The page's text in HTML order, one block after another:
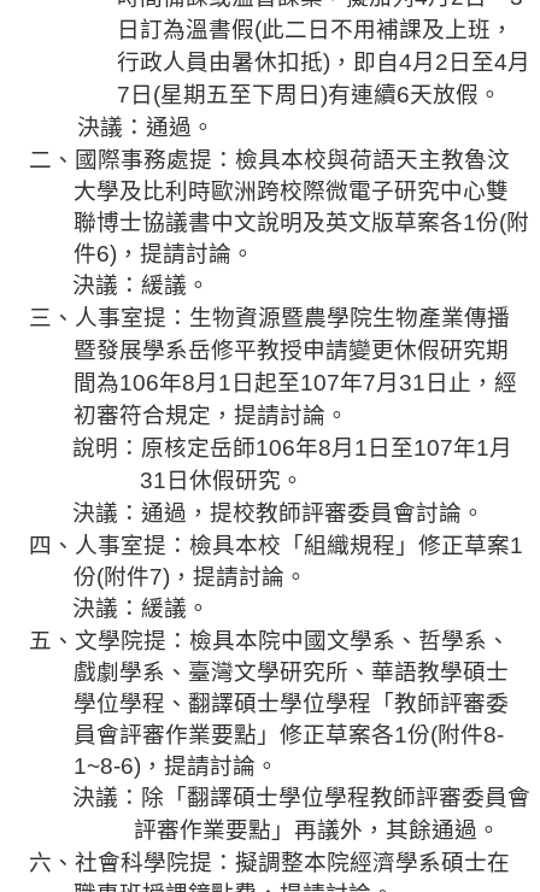
日訂為溫書假(此二日不用補課及上班，
行政人員由暑休扣抵) ，即自4月 2 日至4月
7 日 (星期五至下周日 )有連續6天放假。
決議：通過。
二、 國際事務處提：檢具本校與荷語天主教魯汶
大學及比利時歐洲跨校際微電子研究中心雙
聯博士協議書中文說明及英文版草案各1份(附
件6) ，提請討論。
決議：緩議。
三 、人事室提：生物資源暨農學院生物產業傳播
暨發展學系岳修平教授申請變更休假研究期
間為106年8月 1 日起至107年7月 31 日止，經
初審符合規定，提請討論。
說明：原核定岳師106年8月 1 日 至107年1月
31 日休假研究。
決議：通過， 提校教師評審委員會討論。
四、人事室提：檢具本校「組織規程」修正草案1
份(附件7) ，提請討論。
決議：緩議。
五、文學院提：檢具本院中國文學系、哲學系、
戲劇學系、臺灣文學研究所、華語教學碩士
學位學程、翻譯碩士學位學程「教師評審委
員會評審作業要點」修正草案各1份(附件8-
1~8-6) ，提請討論。
決議：除「翻譯碩士學位學程教師評審委員會
評審作業要點」再議外，其餘通過。
六、社會科學院提：擬調整本院經濟學系碩士在